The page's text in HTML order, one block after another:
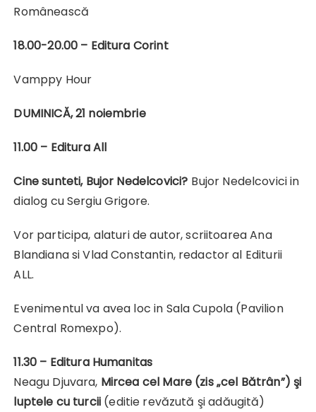
Românească
18.00-20.00 – Editura Corint
Vamppy Hour
DUMINICĂ, 21 noiembrie
11.00 – Editura All
Cine sunteti, Bujor Nedelcovici? Bujor Nedelcovici in
dialog cu Sergiu Grigore.
Vor participa, alaturi de autor, scriitoarea Ana
Blandiana si Vlad Constantin, redactor al Editurii
ALL.
Evenimentul va avea loc in Sala Cupola (Pavilion
Central Romexpo).
11.30 – Editura Humanitas
Neagu Djuvara, Mircea cel Mare (zis „cel Bătrân”) şi
luptele cu turcii (editie revăzută şi adăugită)